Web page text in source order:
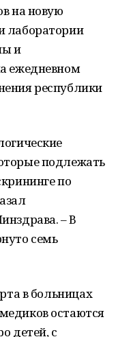
на новую
лаборатории
и
ежедневном
республики
подлежать
по
– В
семь
в больницах
остаются
детей, с